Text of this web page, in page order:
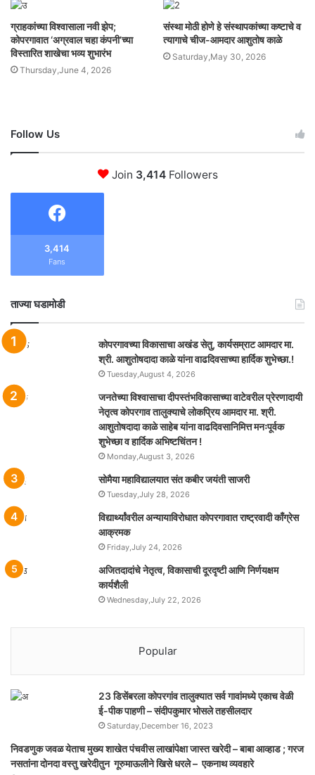
ग्राहकांच्या विश्वासाला नवी झेप;
कोपरगावात ‘अग्रवाल चहा कंपनी’च्या
विस्तारित शाखेचा भव्य शुभारंभ
Thursday,June 4, 2026
संस्था मोठी होणे हे संस्थापकांच्या कष्टाचे व
त्यागाचे चीज-आमदार आशुतोष काळे
Saturday,May 30, 2026
Follow Us
Join 3,414Followers
3,414
Fans
ताज्या घडामोडी
कोपरगावच्या विकासाचा अखंड सेतु, कार्यसम्राट आमदार मा.
श्री. आशुतोषदादा काळे यांना वाढदिवसाच्या हार्दिक शुभेच्छा.!
Tuesday,August 4, 2026
जनतेच्या विश्वासाचा दीपस्तंभविकासाच्या वाटेवरील प्रेरणादायी
नेतृत्व कोपरगाव तालुक्याचे लोकप्रिय आमदार मा. श्री.
आशुतोषदादा काळे साहेब यांना वाढदिवसानिमित्त मनःपूर्वक
शुभेच्छा व हार्दिक अभिष्टचिंतन !
Monday,August 3, 2026
सोमैया महाविद्यालयात संत कबीर जयंती साजरी
Tuesday,July 28, 2026
विद्यार्थ्यांवरील अन्यायाविरोधात कोपरगावात राष्ट्रवादी काँग्रेस
आक्रमक
Friday,July 24, 2026
अजितदादांचे नेतृत्व, विकासाची दूरदृष्टी आणि निर्णयक्षम
कार्यशैली
Wednesday,July 22, 2026
Popular
23 डिसेंबरला कोपरगांव तालुक्‍यात सर्व गावांमध्ये एकाच वेळी
ई-पीक पाहणी – संदीपकुमार भोसले तहसीलदार
Saturday,December 16, 2023
निवडणुक जवळ येताच मुख्य शाखेत पंचवीस लाखांपेक्षा जास्त खरेदी – बाबा आव्हाड ; गरज
नसतांना दोनदा वस्तु खरेदीतुन गूरुमाऊलीने खिसे धरले – एकनाथ व्यवहारे